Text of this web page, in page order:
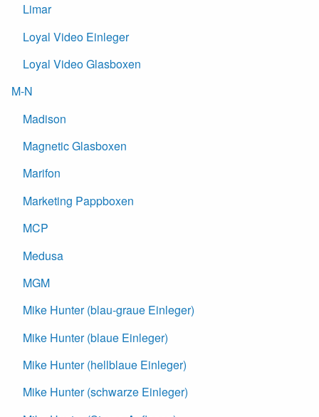
Limar
Loyal Video Einleger
Loyal Video Glasboxen
M-N
Madison
Magnetic Glasboxen
Marifon
Marketing Pappboxen
MCP
Medusa
MGM
Mike Hunter (blau-graue Einleger)
Mike Hunter (blaue Einleger)
Mike Hunter (hellblaue Einleger)
Mike Hunter (schwarze Einleger)